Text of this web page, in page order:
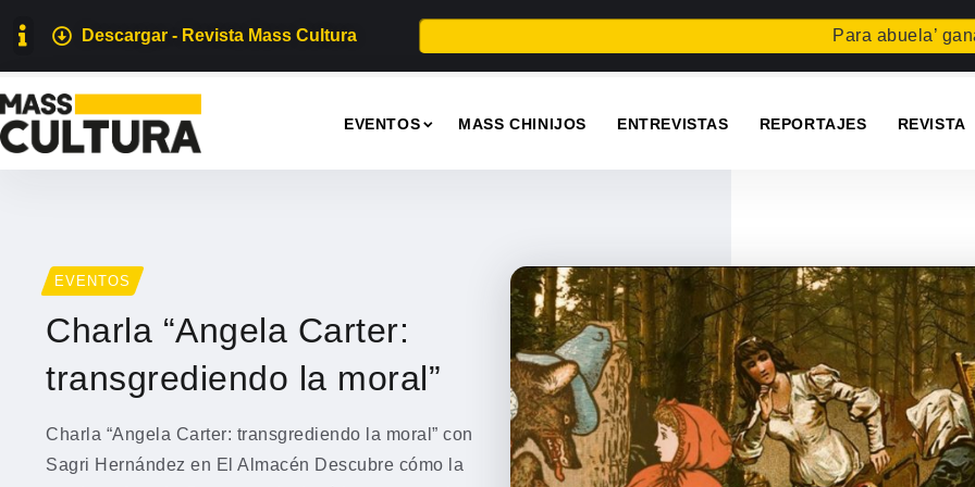
Descargar - Revista Mass Cultura Para abuela’ gana el
EVENTOS MASS CHINIJOS ENTREVISTAS REPORTAJES REVISTA
EVENTOS
Charla “Angela Carter:
transgrediendo la moral”
Charla “Angela Carter: transgrediendo la moral” con
Sagri Hernández en El Almacén Descubre cómo la